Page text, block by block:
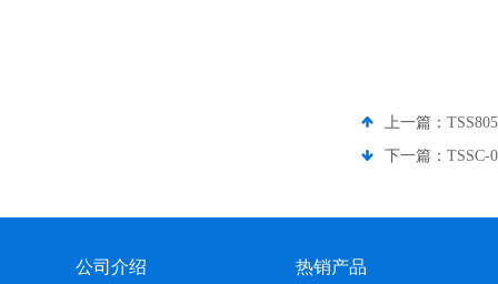
上一篇：
下一篇： TSSC-
公司介绍 热销产品